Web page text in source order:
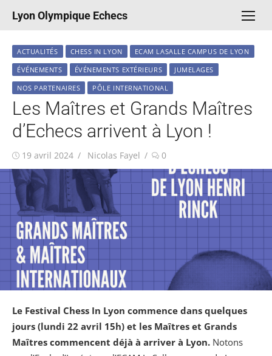
Lyon Olympique Echecs
ACTUALITÉS CHESS IN LYON
ECAM LASALLE CAMPUS DE LYON
ÉVÉNEMENTS
ÉVÉNEMENTS EXTÉRIEURS
JUMELAGES
NOS PARTENAIRES
PÔLE INTERNATIONAL
Les Maîtres et Grands Maîtres
d’Echecs arrivent à Lyon !
Publié
le
19 avril 2024 Auteur/autrice
Nicolas Fayel 0
Le Festival Chess In Lyon commence dans quelques
jours (lundi 22 avril 15h) et les Maîtres et Grands
Maîtres commencent déjà à arriver à Lyon. Notons